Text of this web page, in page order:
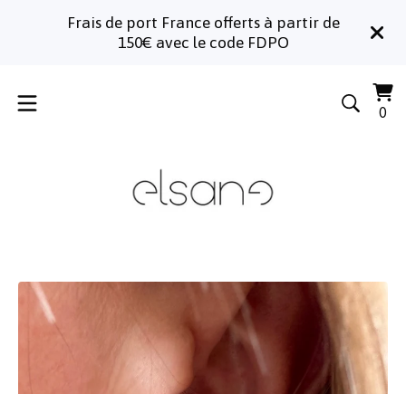
Frais de port France offerts à partir de
150€ avec le code FDPO
0